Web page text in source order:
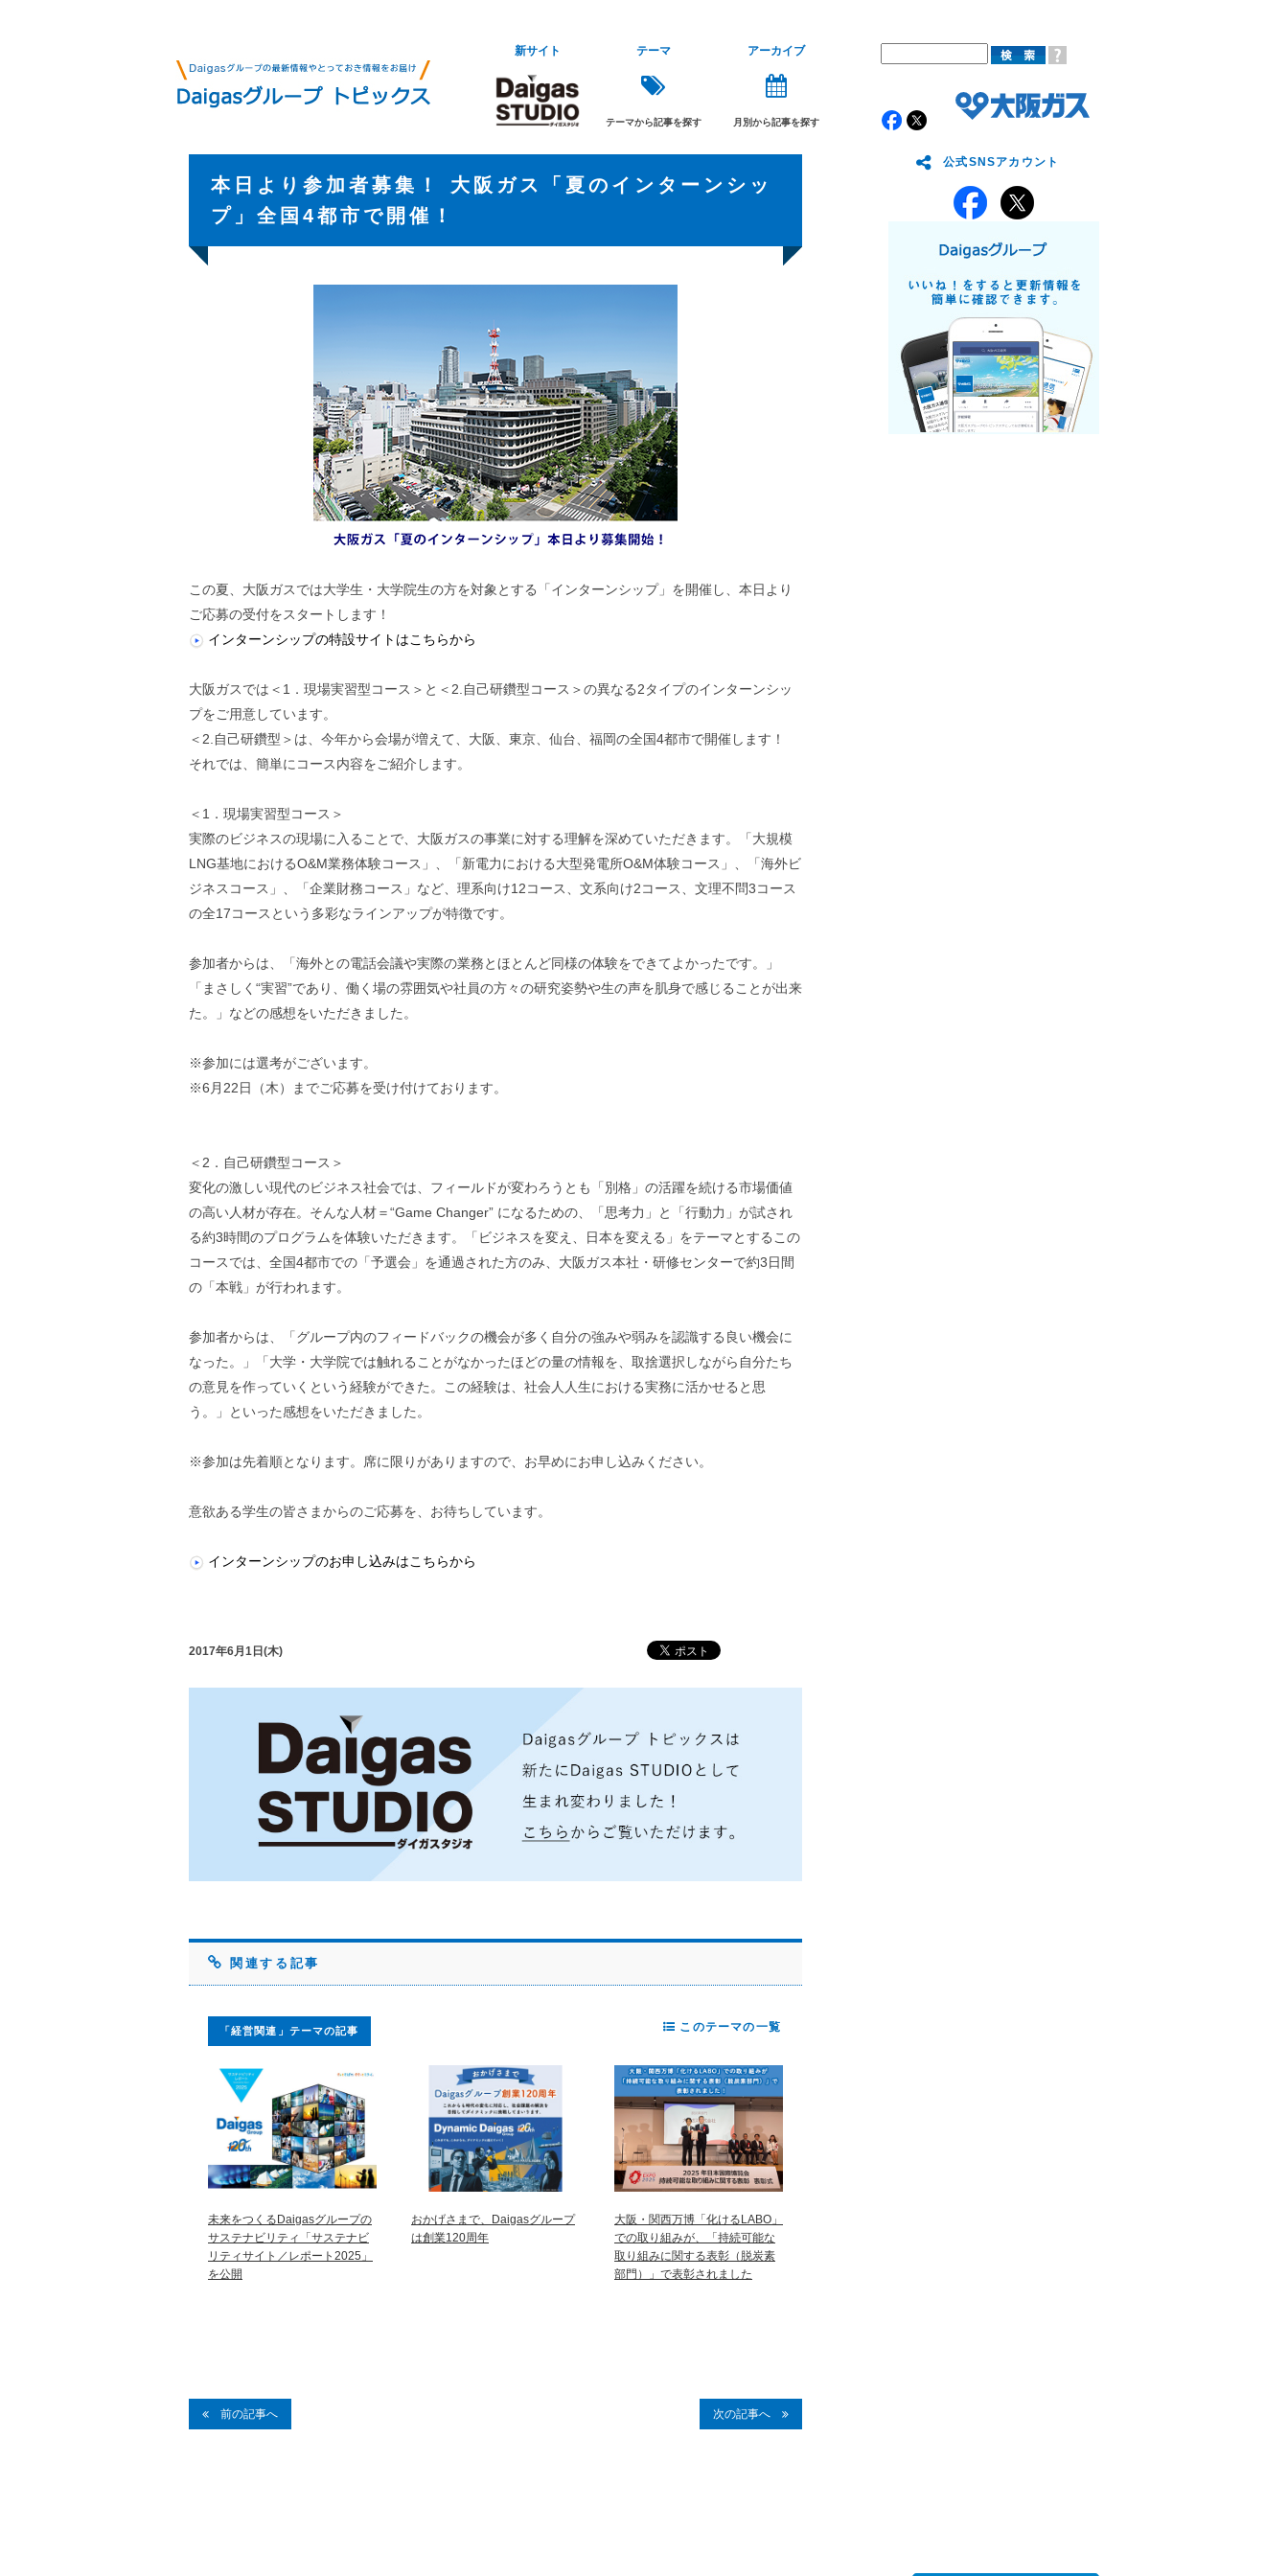
新サイト テーマ
テーマから記事を探す
アーカイブ
月別から記事を探す
本日より参加者募集！ 大阪ガス「夏のインターンシッ
プ」全国4都市で開催！
この夏、大阪ガスでは大学生・大学院生の方を対象とする「インターンシップ」を開催し、本日より
ご応募の受付をスタートします！
インターンシップの特設サイトはこちらから
大阪ガスでは＜1．現場実習型コース＞と＜2.自己研鑽型コース＞の異なる2タイプのインターンシッ
プをご用意しています。
＜2.自己研鑽型＞は、今年から会場が増えて、大阪、東京、仙台、福岡の全国4都市で開催します！
それでは、簡単にコース内容をご紹介します。
＜1．現場実習型コース＞
実際のビジネスの現場に入ることで、大阪ガスの事業に対する理解を深めていただきます。「大規模
LNG基地におけるO&M業務体験コース」、「新電力における大型発電所O&M体験コース」、「海外ビ
ジネスコース」、「企業財務コース」など、理系向け12コース、文系向け2コース、文理不問3コース
の全17コースという多彩なラインアップが特徴です。
参加者からは、「海外との電話会議や実際の業務とほとんど同様の体験をできてよかったです。」
「まさしく“実習”であり、働く場の雰囲気や社員の方々の研究姿勢や生の声を肌身で感じることが出来
た。」などの感想をいただきました。
※参加には選考がございます。
※6月22日（木）までご応募を受け付けております。
＜2．自己研鑽型コース＞
変化の激しい現代のビジネス社会では、フィールドが変わろうとも「別格」の活躍を続ける市場価値
の高い人材が存在。そんな人材＝“Game Changer” になるための、「思考力」と「行動力」が試され
る約3時間のプログラムを体験いただきます。「ビジネスを変え、日本を変える」をテーマとするこの
コースでは、全国4都市での「予選会」を通過された方のみ、大阪ガス本社・研修センターで約3日間
の「本戦」が行われます。
参加者からは、「グループ内のフィードバックの機会が多く自分の強みや弱みを認識する良い機会に
なった。」「大学・大学院では触れることがなかったほどの量の情報を、取捨選択しながら自分たち
の意見を作っていくという経験ができた。この経験は、社会人人生における実務に活かせると思
う。」といった感想をいただきました。
※参加は先着順となります。席に限りがありますので、お早めにお申し込みください。
意欲ある学生の皆さまからのご応募を、お待ちしています。
インターンシップのお申し込みはこちらから
2017年6月1日(木)
関連する記事
「経営関連」テーマの記事
未来をつくるDaigasグループの
サステナビリティ「サステナビ
リティサイト／レポート2025」
を公開
おかげさまで、Daigasグループ
は創業120周年
大阪・関西万博「化けるLABO」
での取り組みが、「持続可能な
取り組みに関する表彰（脱炭素
部門）」で表彰されました
このテーマの一覧
前の記事へ 次の記事へ
公式SNSアカウント